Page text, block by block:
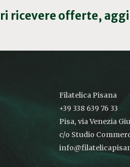
ricevere offerte,
Filatelica Pisana
+39 338 639 76 33
Pisa, via Venezia
c/o Studio